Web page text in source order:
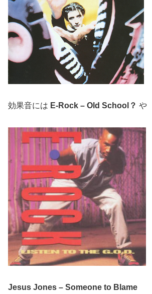
効果音には E-Rock – Old School？ や
Jesus Jones – Someone to Blame